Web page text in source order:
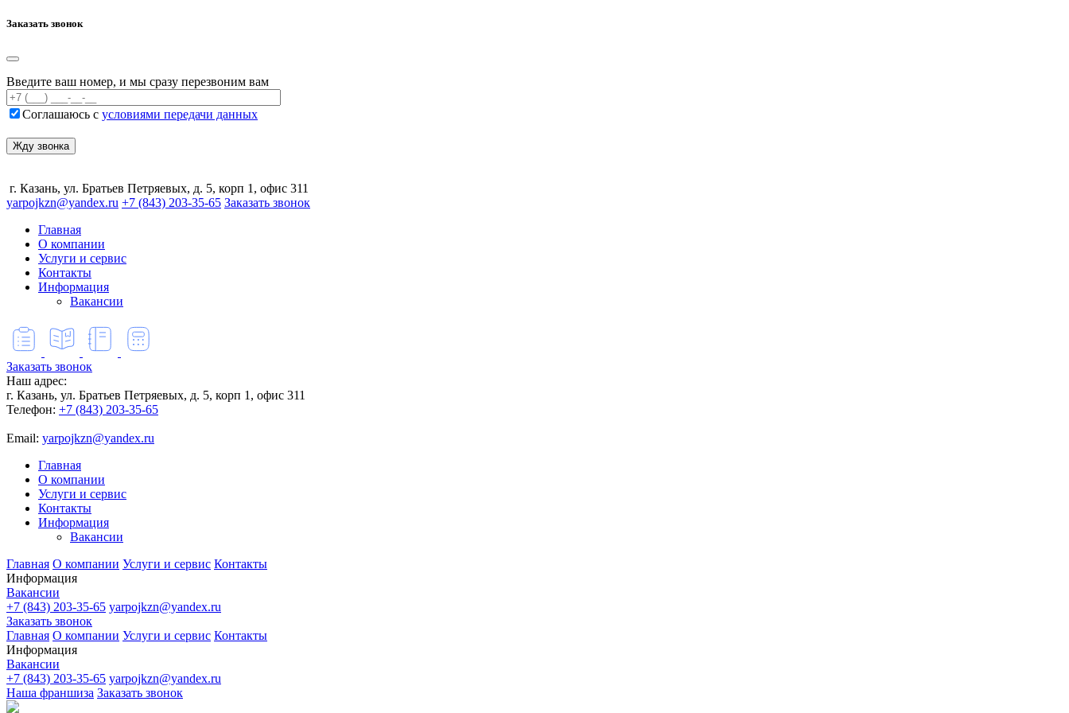
Заказать звонок
Введите ваш номер, и мы сразу перезвоним вам
Соглашаюсь с условиями передачи данных
г. Казань, ул. Братьев Петряевых, д. 5, корп 1, офис 311
yarpojkzn@yandex.ru +7 (843) 203-35-65 Заказать звонок
Главная
О компании
Услуги и сервис
Контакты
Информация
Вакансии
Заказать звонок
Наш адрес:
г. Казань, ул. Братьев Петряевых, д. 5, корп 1, офис 311
Телефон: +7 (843) 203-35-65
Email: yarpojkzn@yandex.ru
Главная
О компании
Услуги и сервис
Контакты
Информация
Вакансии
Главная О компании Услуги и сервис Контакты
Информация
Вакансии
+7 (843) 203-35-65 yarpojkzn@yandex.ru
Заказать звонок
Главная О компании Услуги и сервис Контакты
Информация
Вакансии
+7 (843) 203-35-65 yarpojkzn@yandex.ru
Наша франшиза Заказать звонок